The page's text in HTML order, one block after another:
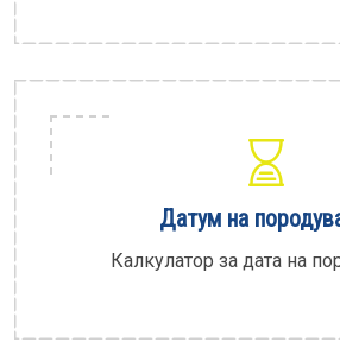
Датум на
Калкулатор за дата на